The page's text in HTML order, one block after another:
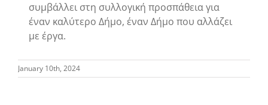
συμβάλλει στη συλλογική προσπάθεια για
έναν καλύτερο Δήμο, έναν Δήμο που αλλάζει
με έργα.
January 10th, 2024